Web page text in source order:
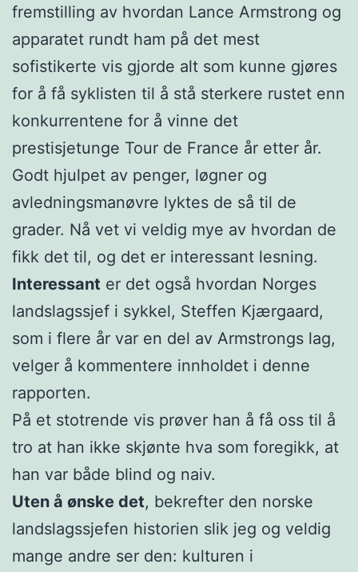
fremstilling av hvordan Lance Armstrong og
apparatet rundt ham på det mest
sofistikerte vis gjorde alt som kunne gjøres
for å få syklisten til å stå sterkere rustet enn
konkurrentene for å vinne det
prestisjetunge Tour de France år etter år.
Godt hjulpet av penger, løgner og
avledningsmanøvre lyktes de så til de
grader. Nå vet vi veldig mye av hvordan de
fikk det til, og det er interessant lesning.
Interessant er det også hvordan Norges
landslagssjef i sykkel, Steffen Kjærgaard,
som i flere år var en del av Armstrongs lag,
velger å kommentere innholdet i denne
rapporten.
På et stotrende vis prøver han å få oss til å
tro at han ikke skjønte hva som foregikk, at
han var både blind og naiv.
Uten å ønske det, bekrefter den norske
landslagssjefen historien slik jeg og veldig
mange andre ser den: kulturen i